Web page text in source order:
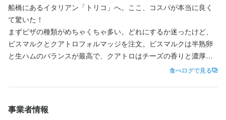
船橋にあるイタリアン「トリコ」へ。ここ、コスパが本当に良く
て驚いた！
まずピザの種類がめちゃくちゃ多い。どれにするか迷ったけど、
ビスマルクとクアトロフォルマッジを注文。ビスマルクは半熟卵
と生ハムのバランスが最高で、クアトロはチーズの香りと濃厚さ
がたまらない。焼き加減もちょうど良くて、生地の香ばしさがし
ピザだけじゃなくて、アヒージョやカルパッチョもかなりレベル
高い。どれも素材が新鮮で、お酒が進む味。しかもそのお酒がび
食べログで見る
事業者情報
店名
Pizzeria Bar Trico 船橋店
勤務地
千葉県船橋市本町1-11-12 ウィンクレスト 1F
法人名・事業者名
法人名・事業者名
株式会社アイズファクトリー
勤務地
千葉県船橋市本町1-11-12 ウィンクレスト 1F
法人名・事業者名
最終更新日2024/11/06